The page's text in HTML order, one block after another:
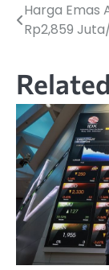
Navigasi
pos
Harga Emas
Rp2,859